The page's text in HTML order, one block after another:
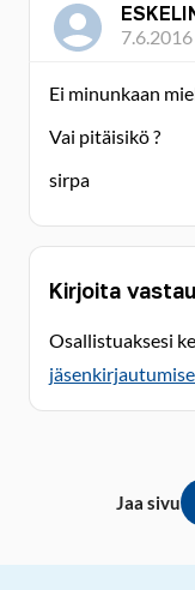
Ei minunkaan
Vai pitäisikö ?
sirpa
Kirjoita
Osallistuaksesi
Jaa sivu